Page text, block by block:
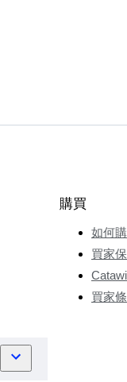
購買
如何
買家
買家